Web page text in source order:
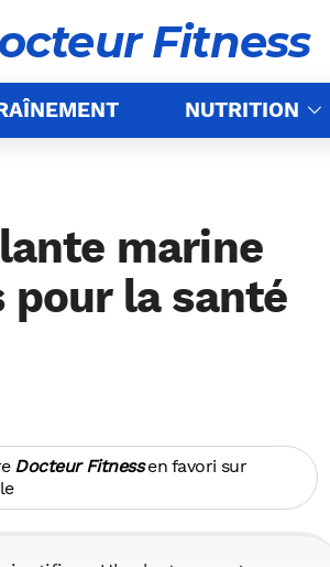
Fitness
NUTRITION
marine
la santé
Docteur Fitnessen favori sur